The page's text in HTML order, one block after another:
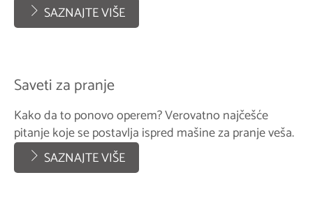
SAZNAJTE VIŠE
Saveti za pranje
Kako da to ponovo operem? Verovatno najčešće
pitanje koje se postavlja ispred mašine za pranje veša.
SAZNAJTE VIŠE